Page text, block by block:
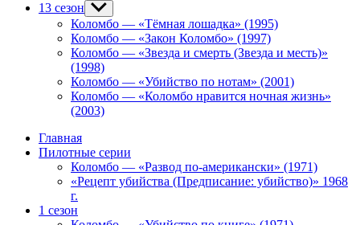
13 сезон Show
sub
menu
Коломбо — «Тёмная лошадка» (1995)
Коломбо — «Закон Коломбо» (1997)
Коломбо — «Звезда и смерть (Звезда и месть)»
(1998)
Коломбо — «Убийство по нотам» (2001)
Коломбо — «Коломбо нравится ночная жизнь»
(2003)
Главная
Пилотные серии
Коломбо — «Развод по-американски» (1971)
«Рецепт убийства (Предписание: убийство)» 1968
г.
1 сезон